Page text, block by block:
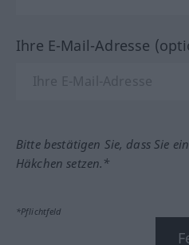
Ihre E-Mail-Adresse
Bitte bestätigen Sie, dass Sie
Häkchen setzen.*
*Pflichtfeld